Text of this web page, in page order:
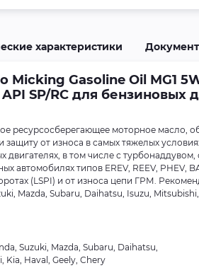
характеристики
Micking Gasoline Oil MG1
SP/RC для бензиновых
ресурсосберегающее моторное масло,
от износа в самых тяжелых
двигателях, в том числе с
автомобилях типов EREV, REEV, PHEV,
(LSPI) и от износа цепи ГРМ.
Mazda, Subaru, Daihatsu, Isuzu,
Suzuki, Mazda, Subaru, Daihatsu,
Kia, Haval, Geely, Chery